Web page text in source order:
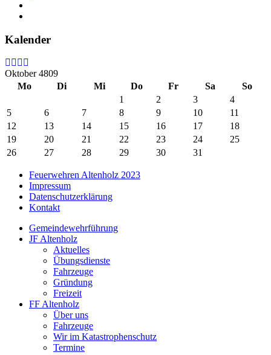
Kalender
Oktober 4809
Mo
Di Mi Do Fr Sa
So
1
2 3
4
5
6 7 8 9 10
11
12
13 14 15 16 17
18
19
20 21 22 23 24
25
26
27 28 29 30 31
Feuerwehren Altenholz 2023
Impressum
Datenschutzerklärung
Kontakt
Gemeindewehrführung
JF Altenholz
Aktuelles
Übungsdienste
Fahrzeuge
Gründung
Freizeit
FF Altenholz
Über uns
Fahrzeuge
Wir im Katastrophenschutz
Termine